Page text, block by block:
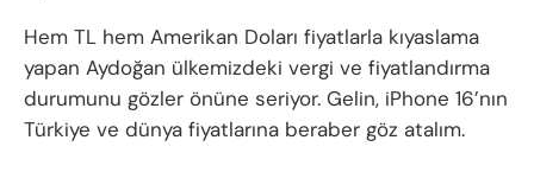
Hem TL hem Amerikan Doları fiyatlarla kıyaslama
yapan Aydoğan ülkemizdeki vergi ve fiyatlandırma
durumunu gözler önüne seriyor. Gelin, iPhone 16’nın
Türkiye ve dünya fiyatlarına beraber göz atalım.